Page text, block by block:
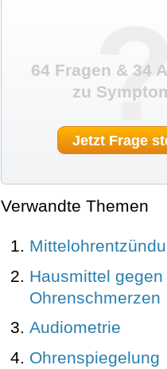
64 Fragen & 34
zu
Jetzt Frage
Verwandte Themen
Hausmittel gegen
Ohrenschmerzen
Audiometrie
Ohrenspiegelung